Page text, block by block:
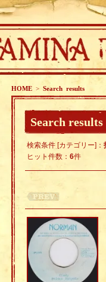
HOME > Search results
Search results
検索条件 [カテゴリー]：
ヒット件数： 6件